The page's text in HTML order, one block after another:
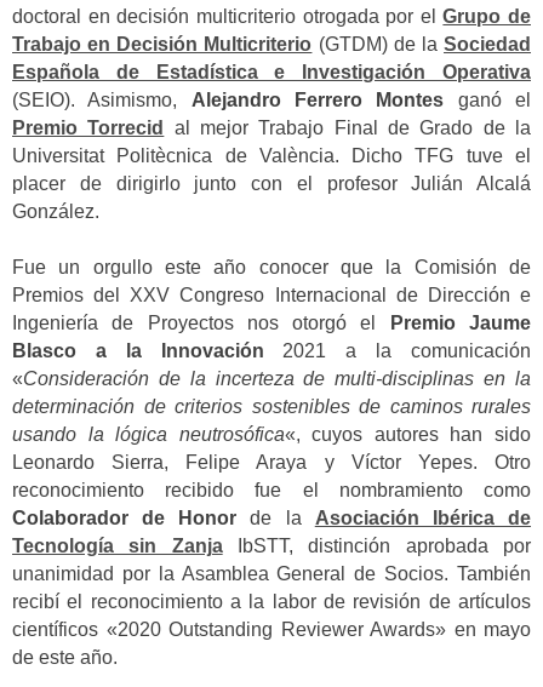
doctoral en decisión multicriterio otrogada por elGrupo de
Trabajo en Decisión Multicriterio (GTDM) de laSociedad
Española de Estadística e Investigación Operativa
(SEIO). Asimismo, Alejandro Ferrero Montes ganó el
Premio Torrecid
al mejor Trabajo Final de Grado de la
Universitat Politècnica de València. Dicho TFG tuve el
placer de dirigirlo junto con el profesor Julián Alcalá
González.
Fue un orgullo este año conocer que la Comisión de
Premios del XXV Congreso Internacional de Dirección e
Ingeniería de Proyectos nos otorgó el
Premio Jaume
Blasco a la Innovación 2021 a la comunicación
«Consideración de la incerteza de multi-disciplinas en la
determinación de criterios sostenibles de caminos rurales
usando la lógica neutrosófica«, cuyos autores han sido
Leonardo Sierra, Felipe Araya y Víctor Yepes. Otro
reconocimiento recibido fue el nombramiento como
Colaborador de Honor de la Asociación Ibérica de
Tecnología sin ZanjaIbSTT, distinción aprobada por
unanimidad por la Asamblea General de Socios. También
recibí el reconocimiento a la labor de revisión de artículos
científicos «2020 Outstanding Reviewer Awards» en mayo
de este año.